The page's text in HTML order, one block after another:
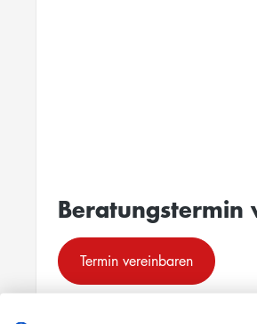
Beratungstermin
Termin vereinbaren